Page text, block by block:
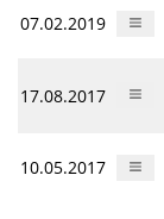
07.02.2019
17.08.2017
10.05.2017